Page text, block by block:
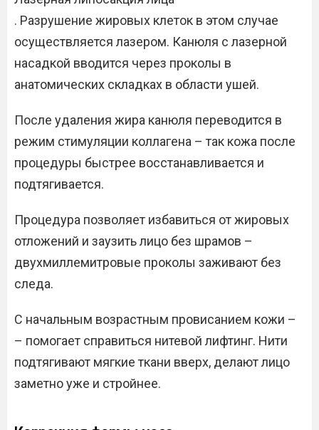
. Разрушение жировых клеток в этом случае
осуществляется лазером. Канюля с лазерной
насадкой вводится через проколы в
анатомических складках в области ушей.
После удаления жира канюля переводится в
режим стимуляции коллагена – так кожа после
процедуры быстрее восстанавливается и
подтягивается.
Процедура позволяет избавиться от жировых
отложений и заузить лицо без шрамов –
двухмиллемитровые проколы заживают без
следа.
С начальным возрастным провисанием кожи –
– помогает справиться нитевой лифтинг. Нити
подтягивают мягкие ткани вверх, делают лицо
заметно уже и стройнее.